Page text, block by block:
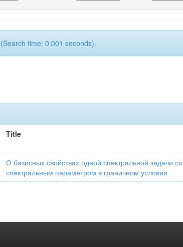
time: 0.001 seconds).
Title
О базисных свойствах одной спектральной задачи со
спектральным параметром в граничном условии